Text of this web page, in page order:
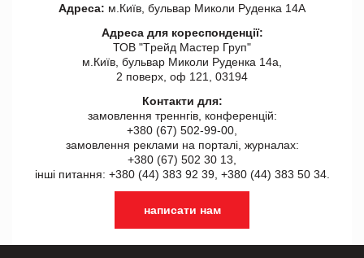
Адреса: м.Київ, бульвар Миколи Руденка 14А
Адреса для кореспонденції:
ТОВ "Tрейд Мастер Груп"
м.Київ, бульвар Миколи Руденка 14а,
2 поверх, оф 121, 03194
Контакти для:
замовлення треннгів, конференцій:
+380 (67) 502-99-00,
замовлення реклами на порталі, журналах:
+380 (67) 502 30 13,
інші питання: +380 (44) 383 92 39, +380 (44) 383 50 34.
написати нам